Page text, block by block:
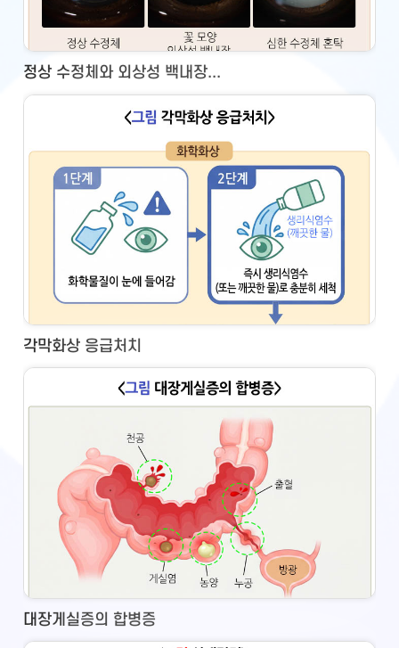
정상 수정체와 외상성 백내장...
각막화상 응급처치
대장게실증의 합병증